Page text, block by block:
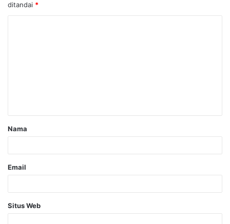
ditandai *
Nama
Email
Situs Web